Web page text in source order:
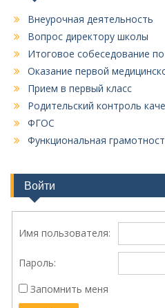
Внеурочная деятельность
Вопрос директору школы
Итоговое собеседование
Оказание первой
Прием в первый класс
Родительский контроль
ФГОС
Функциональная
Войти
Имя пользователя:
Пароль:
Запомнить меня